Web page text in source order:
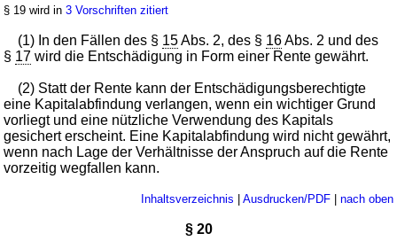
§ 19 wird in3 Vorschriften zitiert
(1) In den Fällen des § 15Abs. 2, des § 16Abs. 2 und des
§ 17 wird die Entschädigung in Form einer Rente gewährt.
(2) Statt der Rente kann der Entschädigungsberechtigte
eine Kapitalabfindung verlangen, wenn ein wichtiger Grund
vorliegt und eine nützliche Verwendung des Kapitals
gesichert erscheint. Eine Kapitalabfindung wird nicht gewährt,
wenn nach Lage der Verhältnisse der Anspruch auf die Rente
vorzeitig wegfallen kann.
Inhaltsverzeichnis Ausdrucken/PDF| nach oben
§ 20